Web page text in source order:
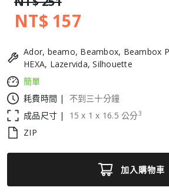
NT$ 157
Ador, beamo, Beambox, Beambox
HEXA, Lazervida, Silhouette
簡單
耗費時間 |
不到三十分鐘
成品尺寸 |
15 x 1 x 16.5 公分3
ZIP
加入購物車